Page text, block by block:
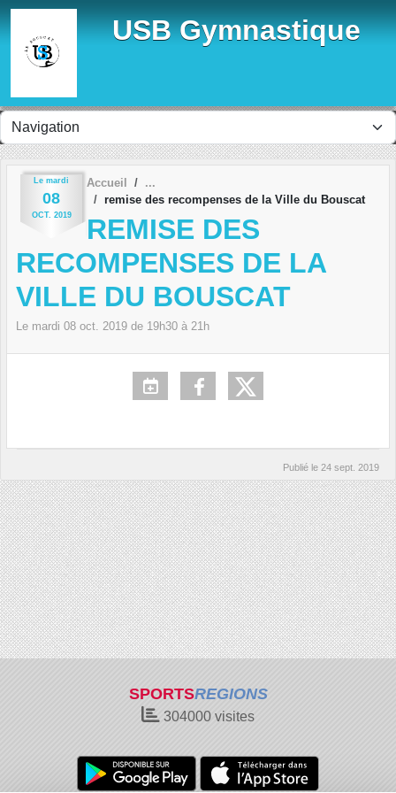
USB Gymnastique
Le mardi
08
OCT. 2019
Accueil
remise des recompenses de la Ville du Bouscat
REMISE DES
RECOMPENSES DE LA
VILLE DU BOUSCAT
Le mardi 08 oct. 2019 de 19h30 à 21h
Publié le 24 sept. 2019
SPORTSREGIONS
304000 visites
Panneau de gestion des cookies